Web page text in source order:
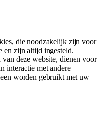
die noodzakelijk zijn voor
en zijn altijd ingesteld.
deze website, dienen voor
interactie met andere
worden gebruikt met uw